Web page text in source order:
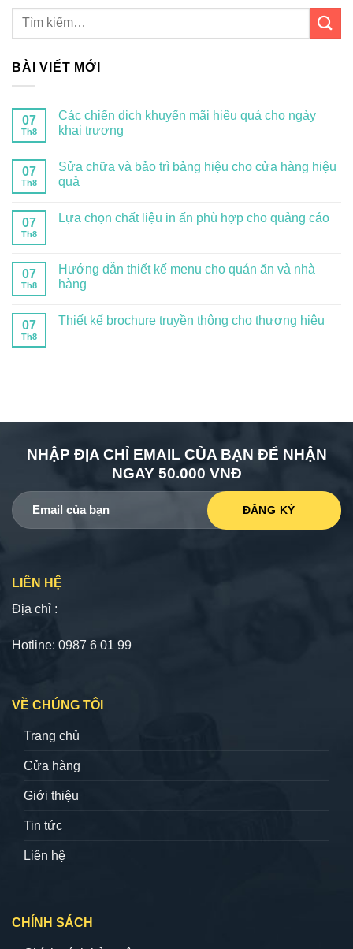
BÀI VIẾT MỚI
07
Th8
Các chiến dịch khuyến mãi hiệu quả cho ngày
khai trương
07
Th8
Sửa chữa và bảo trì bảng hiệu cho cửa hàng hiệu
quả
07
Th8
Lựa chọn chất liệu in ấn phù hợp cho quảng cáo
07
Th8
Hướng dẫn thiết kế menu cho quán ăn và nhà
hàng
07
Th8
Thiết kế brochure truyền thông cho thương hiệu
NHẬP ĐỊA CHỈ EMAIL CỦA BẠN ĐỂ NHẬN
NGAY 50.000 VNĐ
LIÊN HỆ
Địa chỉ :
Hotline: 0987 6 01 99
VỀ CHÚNG TÔI
Trang chủ
Cửa hàng
Giới thiệu
Tin tức
Liên hệ
CHÍNH SÁCH